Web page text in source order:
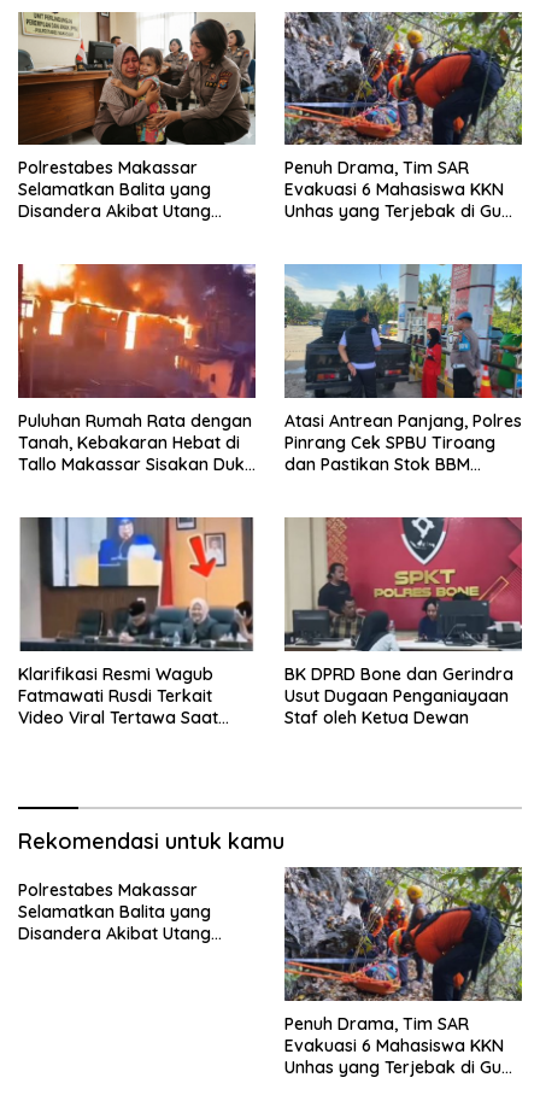
Polrestabes Makassar
Selamatkan Balita yang
Disandera Akibat Utang
Penuh Drama, Tim SAR
Evakuasi 6 Mahasiswa KKN
Unhas yang Terjebak di Gua
Puluhan Rumah Rata dengan
Tanah, Kebakaran Hebat di
Tallo Makassar Sisakan Duka
Atasi Antrean Panjang, Polres
Pinrang Cek SPBU Tiroang
dan Pastikan Stok BBM
Klarifikasi Resmi Wagub
Fatmawati Rusdi Terkait
Video Viral Tertawa Saat
BK DPRD Bone dan Gerindra
Usut Dugaan Penganiayaan
Staf oleh Ketua Dewan
Rekomendasi untuk kamu
Polrestabes Makassar
Selamatkan Balita yang
Disandera Akibat Utang
Penuh Drama, Tim SAR
Evakuasi 6 Mahasiswa KKN
Unhas yang Terjebak di Gua